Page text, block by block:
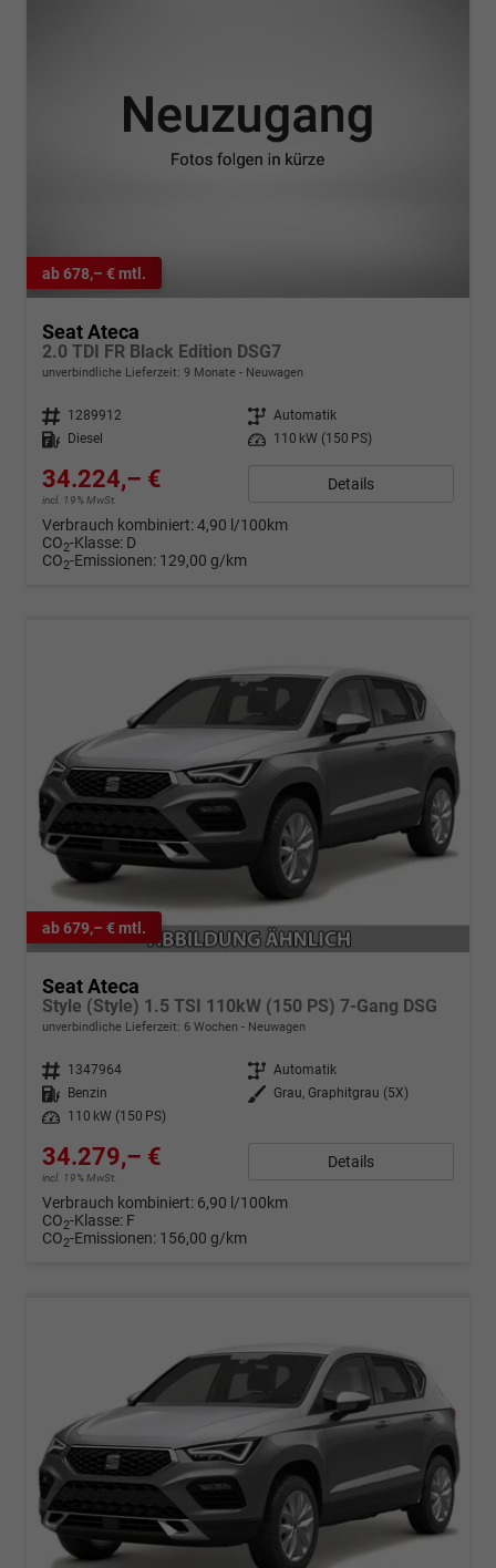
ab 678,– € mtl.
Seat Ateca
2.0 TDI FR Black Edition DSG7
unverbindliche Lieferzeit: 9 Monate Neuwagen
Fahrzeugnr. 1289912 Getriebe Automatik
Kraftstoff
Diesel Leistung 110 kW (150 PS)
34.224,– €
incl. 19% MwSt.
Details
Verbrauch kombiniert:4,90 l/100km
CO2-Klasse: D
CO2-Emissionen: 129,00 g/km
ab 679,– € mtl.
Seat Ateca
Style (Style) 1.5 TSI 110kW (150 PS) 7-Gang DSG
unverbindliche Lieferzeit: 6 Wochen Neuwagen
Fahrzeugnr. 1347964 Getriebe Automatik
Kraftstoff
Benzin Außenfarbe
Grau, Graphitgrau (5X)
Leistung
110 kW (150 PS)
34.279,– €
incl. 19% MwSt.
Details
Verbrauch kombiniert: 6,90 l/100km
CO2-Klasse: F
CO2-Emissionen: 156,00 g/km